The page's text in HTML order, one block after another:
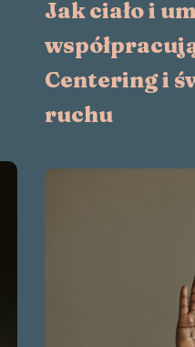
Jak ciało i
Centering i
ruchu